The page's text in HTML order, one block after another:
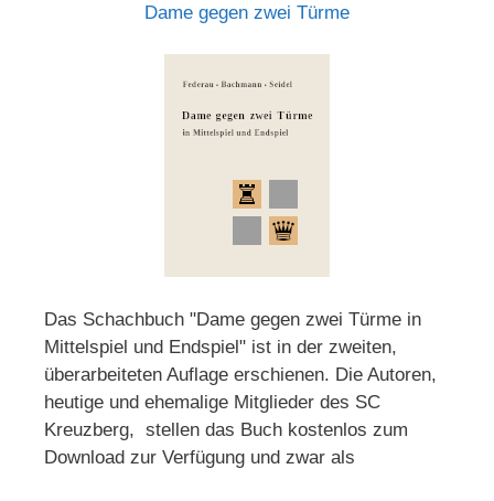
Dame gegen zwei Türme
Das Schachbuch "Dame gegen zwei Türme in
Mittelspiel und Endspiel" ist in der zweiten,
überarbeiteten Auflage erschienen. Die Autoren,
heutige und ehemalige Mitglieder des SC
Kreuzberg, stellen das Buch kostenlos zum
Download zur Verfügung und zwar als